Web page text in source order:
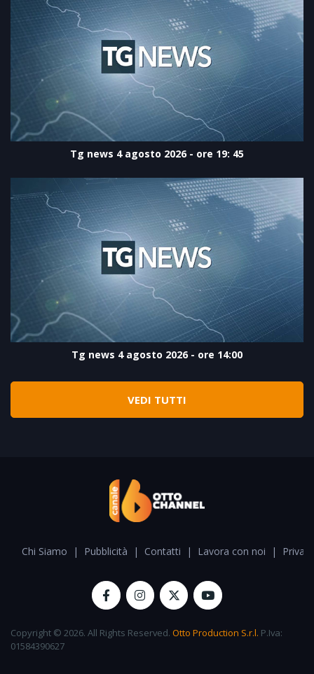
Tg news 4 agosto 2026 - ore 19: 45
Tg news 4 agosto 2026 - ore 14:00
VEDI TUTTI
Chi Siamo | Pubblicità | Contatti | Lavora con noi |
Copyright © 2026. All Rights Reserved. Otto Production S.r.l. P.Iva:
01584390627